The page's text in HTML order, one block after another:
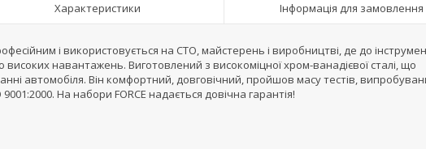
Характеристики Інформація для замовлення
і використовується на СТО, майстерень і виробництві, де до
навантажень. Виготовлений з високоміцної хром-ванадієвої сталі, що
автомобіля. Він комфортний, довговічний, пройшов масу тестів,
На набори FORCE надається довічна гарантія!